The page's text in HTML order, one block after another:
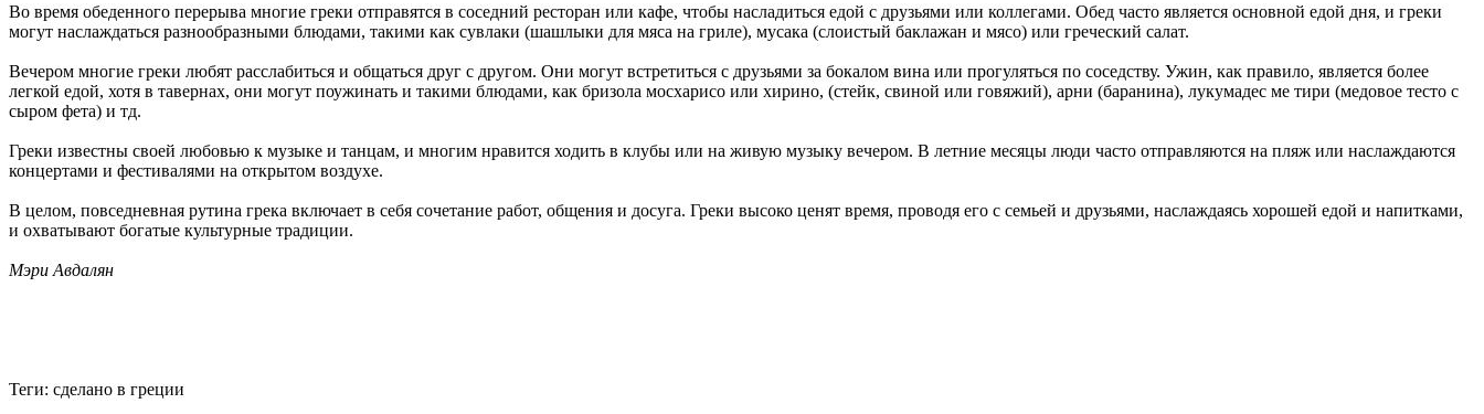
Во время обеденного перерыва многие греки отправятся в соседний ресторан или кафе, чтобы насладиться едой с друзьями или коллегами. Обед часто является основной едой дня, и греки
могут наслаждаться разнообразными блюдами, такими как сувлаки (шашлыки для мяса на гриле), мусака (слоистый баклажан и мясо) или греческий салат.
Вечером многие греки любят расслабиться и общаться друг с другом. Они могут встретиться с друзьями за бокалом вина или прогуляться по соседству. Ужин, как правило, является более
легкой едой, хотя в тавернах, они могут поужинать и такими блюдами, как бризола мосхарисо или хирино, (стейк, свиной или говяжий), арни (баранина), лукумадес ме тири (медовое тесто с
сыром фета) и тд.
Греки известны своей любовью к музыке и танцам, и многим нравится ходить в клубы или на живую музыку вечером. В летние месяцы люди часто отправляются на пляж или наслаждаются
концертами и фестивалями на открытом воздухе.
В целом, повседневная рутина грека включает в себя сочетание работ, общения и досуга. Греки высоко ценят время, проводя его с семьей и друзьями, наслаждаясь хорошей едой и напитками,
и охватывают богатые культурные традиции.
Мэри Авдалян
Теги: сделано в греции